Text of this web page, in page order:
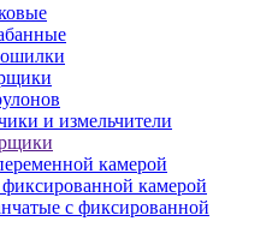
и измельчители
камерой
камерой
с фиксированной